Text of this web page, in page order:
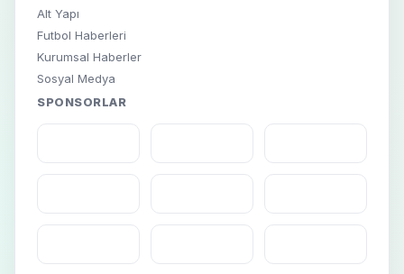
Alt Yapı
Futbol Haberleri
Kurumsal Haberler
Sosyal Medya
SPONSORLAR